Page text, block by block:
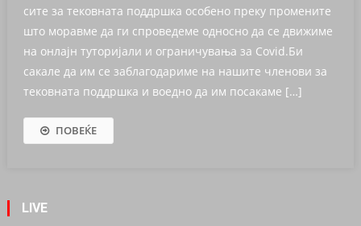
сите за тековната поддршка особено преку промените
што моравме да ги спроведеме односно да се движиме
на онлајн туторијали и ограничувања за Covid.Би
сакале да им се заблагодариме на нашите членови за
тековната поддршка и воедно да им посакаме […]
ПОВЕЌЕ
LIVE